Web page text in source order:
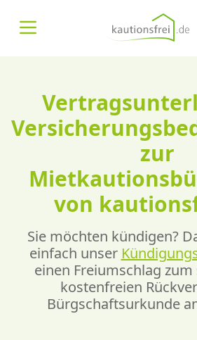
Menü öffnen
zur
von
Sie möchten kündigen?
einfach unser
einen Freiumschlag
kostenfreien
Bürgschaftsurkunde